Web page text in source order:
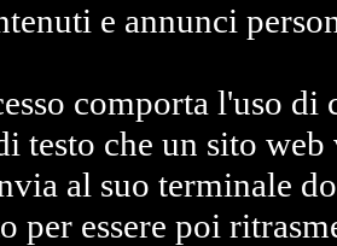
e annunci
comporta l'uso di
testo che un sito web
al suo terminale
per essere poi